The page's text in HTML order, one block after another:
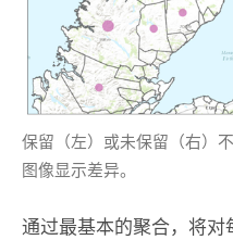
保留（左）或未保留（右）
图像显示差异。
通过最基本的聚合，将对